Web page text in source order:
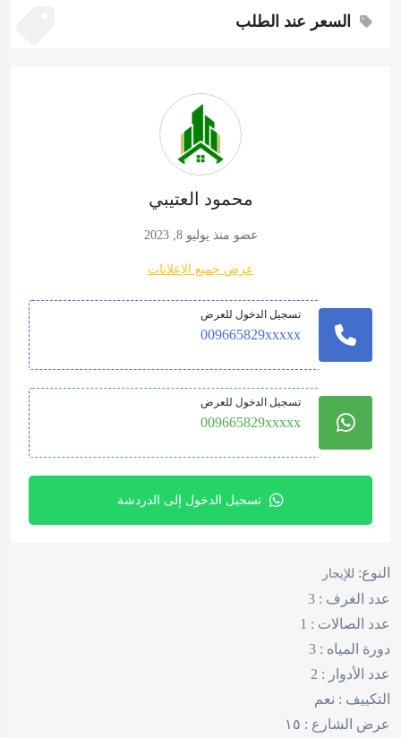
السعر عند الطلب
محمود العتيبي
عضو منذ يوليو 8, 2023
عرض جميع الإعلانات
تسجيل الدخول للعرض
009665829xxxxx
تسجيل الدخول للعرض
009665829xxxxx
تسجيل الدخول إلى الدردشة
النوع: للإيجار
عدد الغرف : 3
عدد الصالات : 1
دورة المياه : 3
عدد الأدوار : 2
التكييف : نعم
عرض الشارع : ١٥